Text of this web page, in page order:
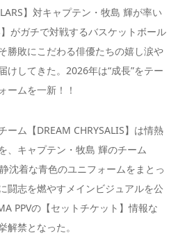
】対キャプテン・牧島 輝が率い
】がガチで対戦するバスケットボール
勝敗にこだわる俳優たちの嬉し涙や
けしてきた。2026年は“成長”をテー
ームを一新！！
ーム【DREAM CHRYSALIS】は情熱
、キャプテン・牧島 輝のチーム
静沈着な青色のユニフォームをまとっ
闘志を燃やすメインビジュアルを公
PPVの【セットチケット】情報な
解禁となった。